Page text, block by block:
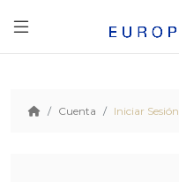
Cuenta Iniciar Sesión